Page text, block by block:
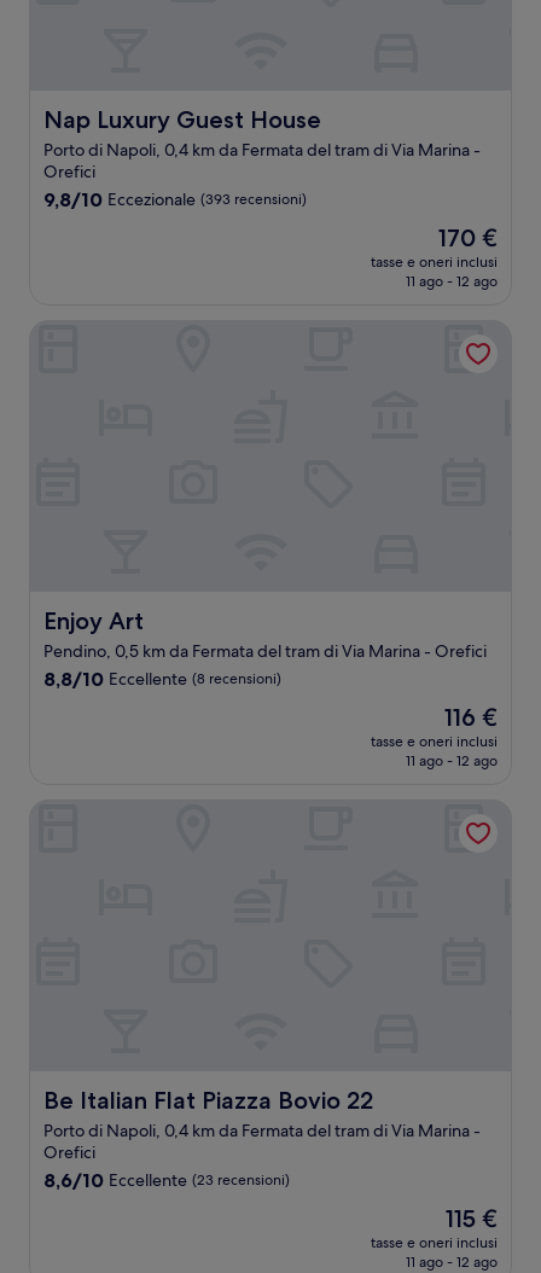
Nap Luxury Guest House
Nap Luxury Guest House
Porto di Napoli, 0,4 km da Fermata del tram di Via Marina -
Orefici
9.8
9,8/10 Eccezionale (393 recensioni)
Il
prezzo
attuale
170 €
170 €
tasse e oneri inclusi
11 ago - 12 ago
Enjoy Art
Enjoy Art
Pendino, 0,5 km da Fermata del tram di Via Marina - Orefici
8.8
8,8/10 Eccellente (8 recensioni)
Il
prezzo
attuale
116 €
116 €
tasse e oneri inclusi
11 ago - 12 ago
Be Italian Flat Piazza Bovio 22
Be Italian Flat Piazza Bovio 22
Porto di Napoli, 0,4 km da Fermata del tram di Via Marina -
Orefici
8.6
8,6/10 Eccellente (23 recensioni)
Il
prezzo
attuale
115 €
tasse e oneri inclusi
11 ago - 12 ago